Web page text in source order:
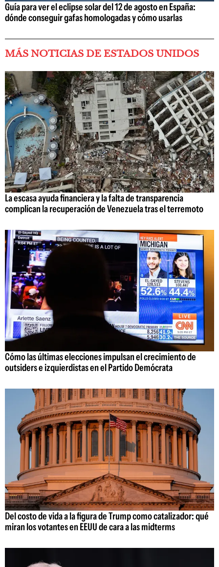
Guía para ver el eclipse solar del 12 de agosto en España:
dónde conseguir gafas homologadas y cómo usarlas
MÁS NOTICIAS DE ESTADOS UNIDOS
La escasa ayuda financiera y la falta de transparencia
complican la recuperación de Venezuela tras el terremoto
Cómo las últimas elecciones impulsan el crecimiento de
outsiders e izquierdistas en el Partido Demócrata
Del costo de vida a la figura de Trump como catalizador: qué
miran los votantes en EEUU de cara a las midterms